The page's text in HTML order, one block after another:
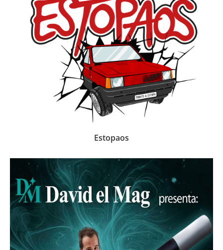
Estopaos